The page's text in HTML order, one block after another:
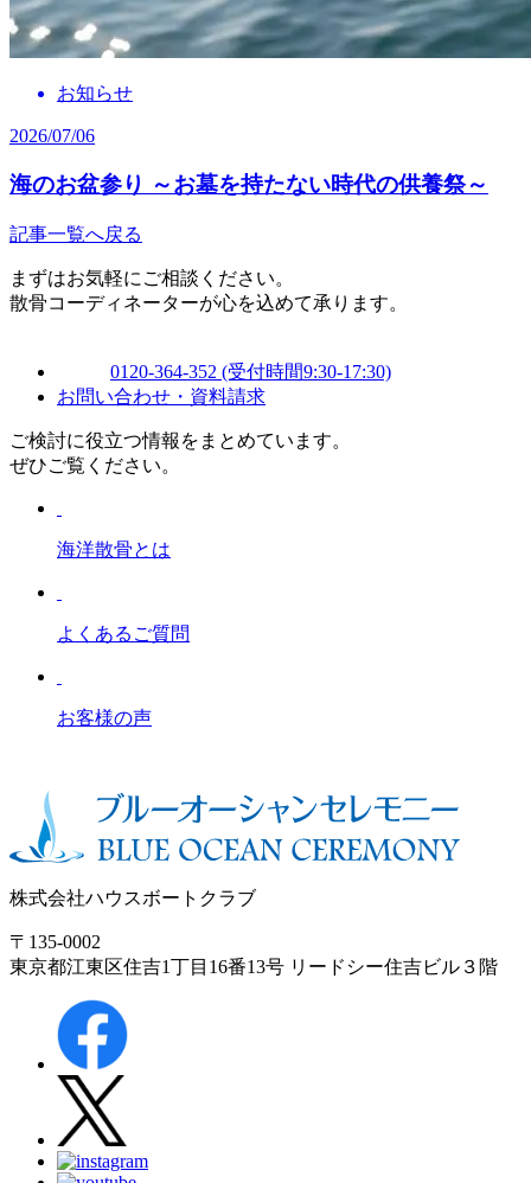
お知らせ
2026/07/06
海のお盆参り ～お墓を持たない時代の供養祭～
記事一覧へ戻る
まずはお気軽にご相談ください。
散骨コーディネーターが心を込めて承ります。
0120-364-352 (受付時間9:30-17:30)
お問い合わせ・資料請求
ご検討に役立つ情報をまとめています。
ぜひご覧ください。
海洋散骨とは
よくあるご質問
お客様の声
株式会社ハウスボートクラブ
〒135-0002
東京都江東区住吉1丁目16番13号 リードシー住吉ビル３階